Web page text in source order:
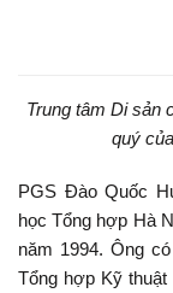
Trung tâm Di sản
quý
PGS Đào Quốc
học Tổng hợp Hà
năm 1994. Ông
Tổng hợp Kỹ